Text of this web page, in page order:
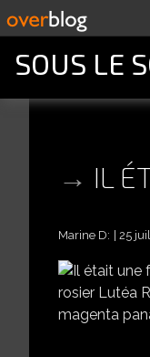
SOUS LE
IL
Marine D: 25
rosier Lutéa
magenta